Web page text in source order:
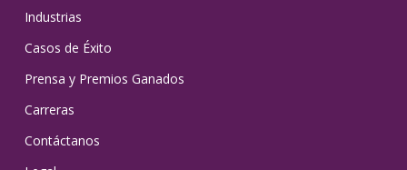
Industrias
Casos de Éxito
Prensa y Premios Ganados
Carreras
Contáctanos